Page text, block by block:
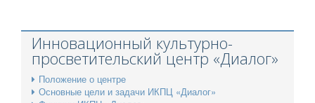
Инновационный культурно-
просветительский центр «Диалог»
Положение о центре
Основные цели и задачи ИКПЦ «Диалог»